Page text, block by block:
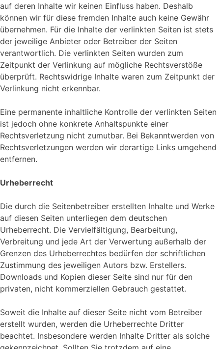
auf deren Inhalte wir keinen Einfluss haben. Deshalb
können wir für diese fremden Inhalte auch keine Gewähr
übernehmen. Für die Inhalte der verlinkten Seiten ist stets
der jeweilige Anbieter oder Betreiber der Seiten
verantwortlich. Die verlinkten Seiten wurden zum
Zeitpunkt der Verlinkung auf mögliche Rechtsverstöße
überprüft. Rechtswidrige Inhalte waren zum Zeitpunkt der
Verlinkung nicht erkennbar.
Eine permanente inhaltliche Kontrolle der verlinkten Seiten
ist jedoch ohne konkrete Anhaltspunkte einer
Rechtsverletzung nicht zumutbar. Bei Bekanntwerden von
Rechtsverletzungen werden wir derartige Links umgehend
entfernen.
Urheberrecht
Die durch die Seitenbetreiber erstellten Inhalte und Werke
auf diesen Seiten unterliegen dem deutschen
Urheberrecht. Die Vervielfältigung, Bearbeitung,
Verbreitung und jede Art der Verwertung außerhalb der
Grenzen des Urheberrechtes bedürfen der schriftlichen
Zustimmung des jeweiligen Autors bzw. Erstellers.
Downloads und Kopien dieser Seite sind nur für den
privaten, nicht kommerziellen Gebrauch gestattet.
Soweit die Inhalte auf dieser Seite nicht vom Betreiber
erstellt wurden, werden die Urheberrechte Dritter
beachtet. Insbesondere werden Inhalte Dritter als solche